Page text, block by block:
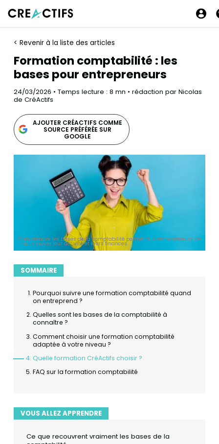
< Revenir à la liste des articles
Formation comptabilité : les
bases pour entrepreneurs
24/03/2026 • Temps lecture : 8 mn • rédaction par Nicolas
de CréActifs
AJOUTER CRÉACTIFS COMME
SOURCE PRÉFÉRÉE SUR
GOOGLE
Comprendre les bases de la comptabilité permet aux entrepreneurs de
mieux suivre leur activité et leurs finances.
SOMMAIRE
Pourquoi suivre une formation comptabilité quand
on entreprend ?
Quelles sont les bases de la comptabilité à
connaître ?
Comment choisir une formation comptabilité
adaptée à votre niveau ?
Quelle formation CréActifs choisir ?
FAQ sur la formation comptabilité
VOUS ALLEZ APPRENDRE
Ce que recouvrent vraiment les bases de la